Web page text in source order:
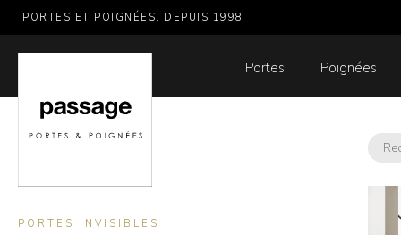
PORTES ET POIGNÉES, DEPUIS 1998
Portes Poignées
PORTES INVISIBLES